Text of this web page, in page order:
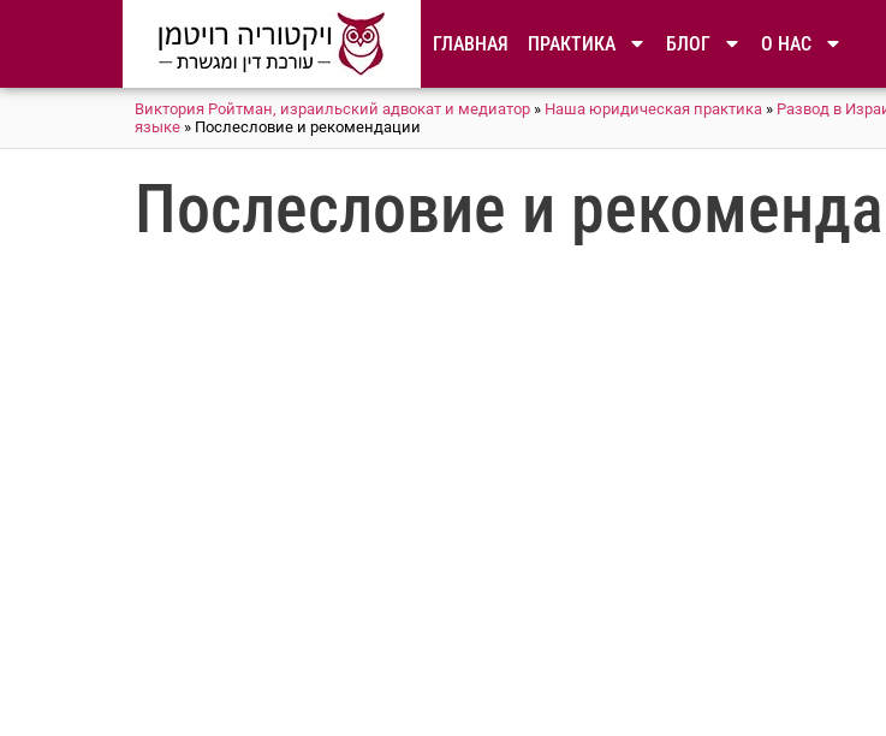
ГЛАВНАЯ ПРАКТИКА БЛОГ О НАС
Виктория Ройтман, израильский адвокат и медиатор » Наша юридическая практика » Развод в
языке » Послесловие и рекомендации
Послесловие и